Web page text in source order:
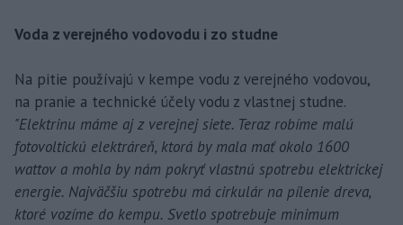
Voda z verejného vodovodu i zo studne
Na pitie používajú v kempe vodu z verejného vodovou,
na pranie a technické účely vodu z vlastnej studne.
"Elektrinu máme aj z verejnej siete. Teraz robíme malú
fotovoltickú elektráreň, ktorá by mala mať okolo 1600
wattov a mohla by nám pokryť vlastnú spotrebu elektrickej
energie. Najväčšiu spotrebu má cirkulár na pílenie dreva,
ktoré vozíme do kempu. Svetlo spotrebuje minimum